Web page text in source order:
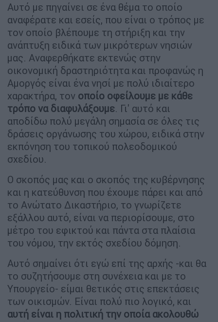
Αυτό με πηγαίνει σε ένα θέμα το οποίο
αναφέρατε και εσείς, που είναι ο τρόπος με
τον οποίο βλέπουμε τη στήριξη και την
ανάπτυξη ειδικά των μικρότερων νησιών
μας. Αναφερθήκατε εκτενώς στην
οικονομική δραστηριότητα και προφανώς η
Αμοργός είναι ένα νησί με πολύ ιδιαίτερο
χαρακτήρα, τον οποίο οφείλουμε με κάθε
τρόπο να διαφυλάξουμε. Γι' αυτό και
αποδίδω πολύ μεγάλη σημασία σε όλες τις
δράσεις οργάνωσης του χώρου, ειδικά στην
εκπόνηση του τοπικού πολεοδομικού
σχεδίου.
Ο σκοπός μας και ο σκοπός της κυβέρνησης
και η κατεύθυνση που έχουμε πάρει και από
το Ανώτατο Δικαστήριο, το γνωρίζετε
εξάλλου αυτό, είναι να περιορίσουμε, στο
μέτρο του εφικτού και πάντα στα πλαίσια
του νόμου, την εκτός σχεδίου δόμηση.
Αυτό σημαίνει ότι εγώ επί της αρχής -και θα
το συζητήσουμε στη συνέχεια και με το
Υπουργείο- είμαι θετικός στις επεκτάσεις
των οικισμών. Είναι πολύ πιο λογικό, και
αυτή είναι η πολιτική την οποία ακολουθώ